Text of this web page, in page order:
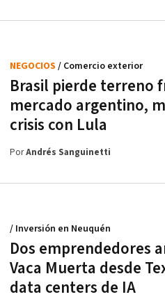
Brasil pierde terreno
mercado argentino,
crisis con Lula
NEGOCIOS / Comercio exterior
PorAndrés Sanguinetti
Dos emprendedores
Vaca Muerta desde
data centers de IA
/ Inversión en Neuquén